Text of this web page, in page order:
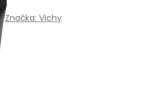
Značka:Vichy